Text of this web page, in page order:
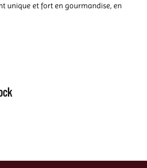
unique et fort en gourmandise, en